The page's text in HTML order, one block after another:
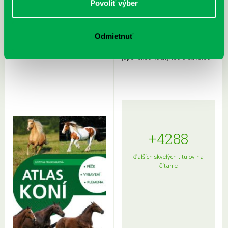
Povoliť výber
Odmietnuť
Rudź, Przemyslaw: Atlas hviezd:
Hardy, Paula: Japonsko na tanieri:
japonskou kuchyňou a etiketou
+4288
ďalších skvelých titulov na
čítanie